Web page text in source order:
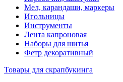
Мел, карандаши, маркеры
Игольницы
Инструменты
Лента капроновая
Наборы для шитья
Фетр декоративный
Товары для скрапбукинга